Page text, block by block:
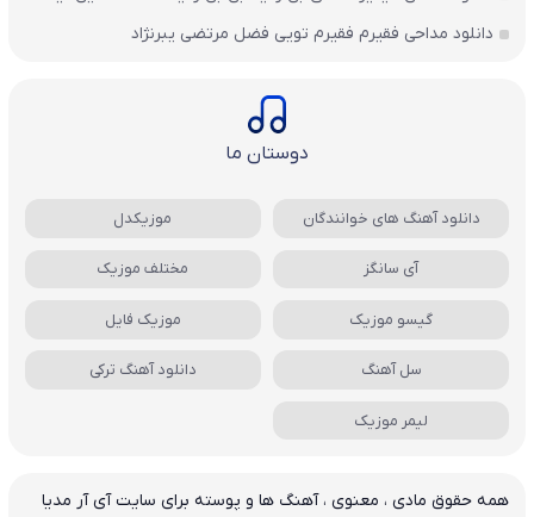
دانلود مداحی فقیرم فقیرم تویی فضل مرتضی یبرنژاد
دوستان ما
دانلود آهنگ های خوانندگان موزیکدل
آی سانگز مختلف موزیک
گیسو موزیک موزیک فایل
سل آهنگ دانلود آهنگ ترکی
لیمر موزیک
همه حقوق مادی ، معنوی ، آهنگ ها و پوسته برای سایت آی آر مدیا